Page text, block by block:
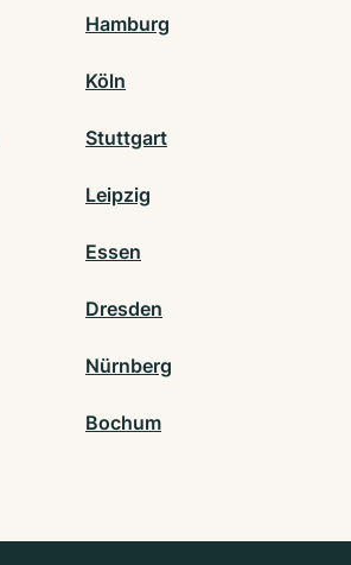
Hamburg
Köln
Stuttgart
Leipzig
Essen
Dresden
Nürnberg
Bochum